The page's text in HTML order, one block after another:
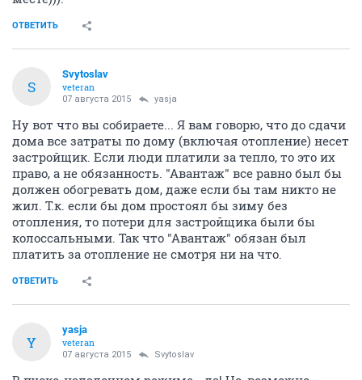
ОТВЕТИТЬ
S
Svytoslav
veteran
07 августа 2015 yasja
Ну вот что вы собираете... Я вам говорю, что до сдачи
дома все затраты по дому (включая отопление) несет
застройщик. Если люди платили за тепло, то это их
право, а не обязанность. "Авантаж" все равно был бы
должен обогревать дом, даже если бы там никто не
жил. Т.к. если бы дом простоял бы зиму без
отопления, то потери для застройщика были бы
колоссальными. Так что "Авантаж" обязан был
платить за отопление не смотря ни на что.
ОТВЕТИТЬ
Y
yasja
veteran
07 августа 2015 Svytoslav